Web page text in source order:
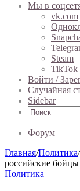
Мы в
vk.com
Steam
TikTok
Войти /
Случайная
Sidebar
Форум
Главная/Политика/
российские
Политика